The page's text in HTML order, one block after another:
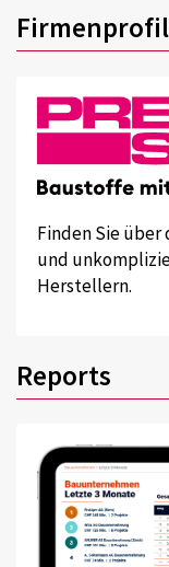
Finden Sie
und
Herstellern.
Reports